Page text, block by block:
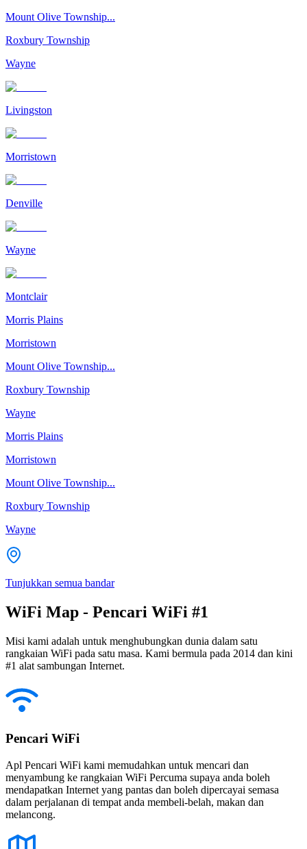
Mount Olive Township...
Roxbury Township
Wayne
Livingston
Morristown
Denville
Wayne
Montclair
Morris Plains
Morristown
Mount Olive Township...
Roxbury Township
Wayne
Morris Plains
Morristown
Mount Olive Township...
Roxbury Township
Wayne
Tunjukkan semua bandar
WiFi Map - Pencari WiFi #1
Misi kami adalah untuk menghubungkan dunia dalam satu
rangkaian WiFi pada satu masa. Kami bermula pada 2014 dan kini
#1 alat sambungan Internet.
Pencari WiFi
Apl Pencari WiFi kami memudahkan untuk mencari dan
menyambung ke rangkaian WiFi Percuma supaya anda boleh
mendapatkan Internet yang pantas dan boleh dipercayai semasa
dalam perjalanan di tempat anda membeli-belah, makan dan
melancong.